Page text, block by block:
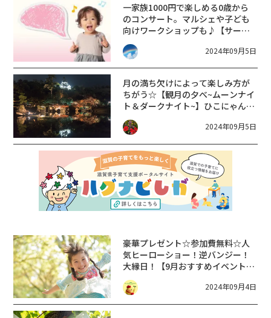
一家族1000円で楽しめる0歳から
のコンサート。マルシェや子ども
向けワークショップも♪【サーカ
ス小屋の音楽会】
2024年09月5日
月の満ち欠けによって楽しみ方が
ちがう☆【観月の夕べ~ムーンナイ
ト＆ダークナイト~】ひこにゃん、
わるにゃんこ将軍も登場するよ♪
2024年09月5日
豪華プレゼント☆参加費無料☆人
気ヒーローショー！逆バンジー！
大縁日！【9月おすすめイベント8
選】ハウスセレクション彦根
2024年09月4日